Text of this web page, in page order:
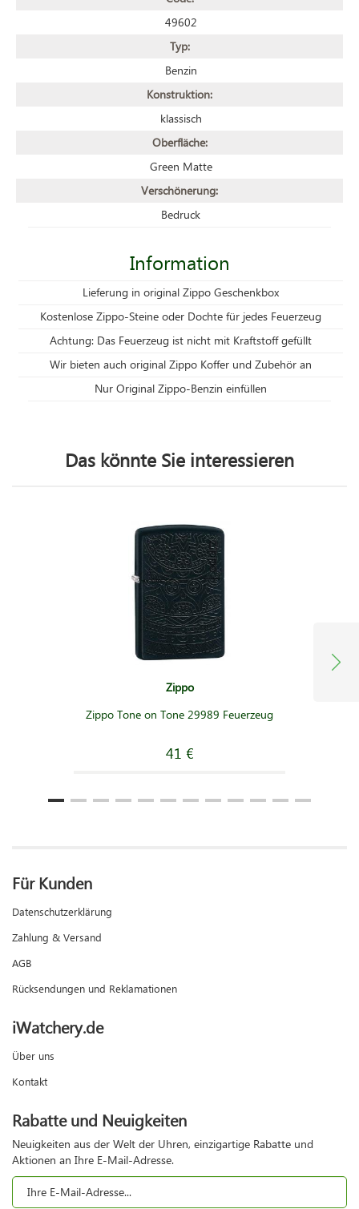
49602
Typ:
Benzin
Konstruktion:
klassisch
Oberfläche:
Green Matte
Verschönerung:
Bedruck
Information
Lieferung in original Zippo Geschenkbox
Kostenlose Zippo-Steine oder Dochte für jedes Feuerzeug
Achtung: Das Feuerzeug ist nicht mit Kraftstoff gefüllt
Wir bieten auch original Zippo Koffer und Zubehör an
Nur Original Zippo-Benzin einfüllen
Das könnte Sie interessieren
Zippo
Zippo Tone on Tone 29989 Feuerzeug
41 €
Für Kunden
Datenschutzerklärung
Zahlung & Versand
AGB
Rücksendungen und Reklamationen
iWatchery.de
Über uns
Kontakt
Rabatte und Neuigkeiten
Neuigkeiten aus der Welt der Uhren, einzigartige Rabatte und
Aktionen an Ihre E-Mail-Adresse.